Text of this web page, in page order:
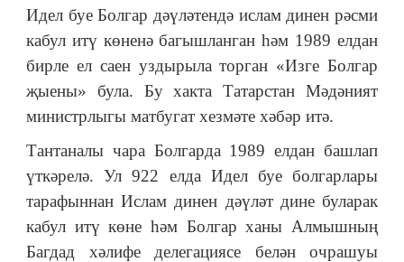
Идел буе Болгар дәүләтендә ислам динен рәсми
кабул итү көненә багышланган һәм 1989 елдан
бирле ел саен уздырыла торган «Изге Болгар
җыены» була. Бу хакта Татарстан Мәдәният
министрлыгы матбугат хезмәте хәбәр итә.
Тантаналы чара Болгарда 1989 елдан башлап
үткәрелә. Ул 922 елда Идел буе болгарлары
тарафыннан Ислам динен дәүләт дине буларак
кабул итү көне һәм Болгар ханы Алмышның
Багдад хәлифе делегациясе белән очрашуы